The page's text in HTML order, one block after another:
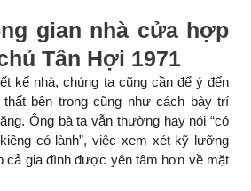
gian nhà cửa hợp
Tân Hợi 1971
kế nhà, chúng ta cũng cần để ý đến
bên trong cũng như cách bày trí
Ông bà ta vẫn thường hay nói “có
có lành”, việc xem xét kỹ lưỡng
cả gia đình được yên tâm hơn về mặt